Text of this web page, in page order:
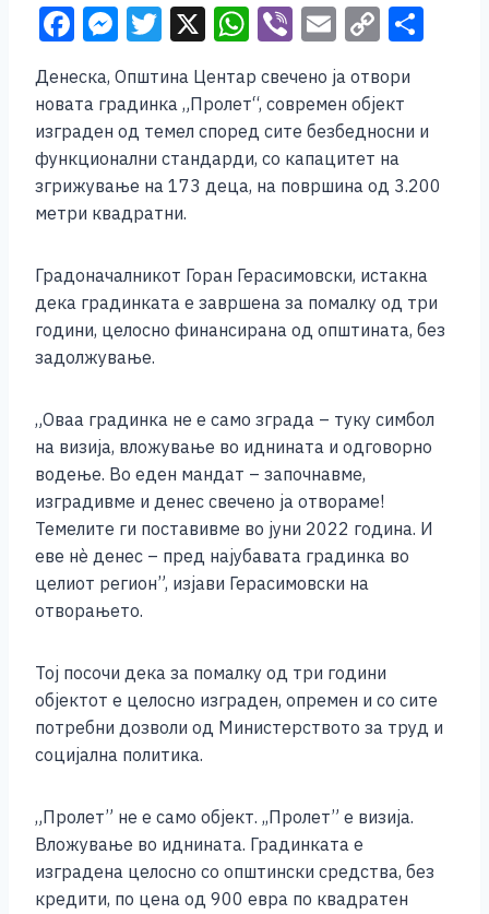
F
c
e
b
o
o
k
M
e
ss
e
n
g
er
T
wi
tt
er
X W
at
s
A
p
Vi
er
E
ai
l
C
p
y
Li
n
e
Денеска, Општина Центар свечено ја отвори
новата градинка „Пролет“, современ објект
изграден од темел според сите безбедносни и
функционални стандарди, со капацитет на
згрижување на 173 деца, на површина од 3.200
метри квадратни.
Градоначалникот Горан Герасимовски, истакна
дека градинката е завршена за помалку од три
години, целосно финансирана од општината, без
задолжување.
„Оваа градинка не е само зграда – туку симбол
на визија, вложување во иднината и одговорно
водење. Во еден мандат – започнавме,
изградивме и денес свечено ја отвораме!
Темелите ги поставивме во јуни 2022 година. И
еве нè денес – пред најубавата градинка во
целиот регион”, изјави Герасимовски на
отворањето.
Тој посочи дека за помалку од три години
објектот е целосно изграден, опремен и со сите
потребни дозволи од Министерството за труд и
социјална политика.
„Пролет” не е само објект. ,,Пролет” е визија.
Вложување во иднината. Градинката е
изградена целосно со општински средства, без
кредити, по цена од 900 евра по квадратен